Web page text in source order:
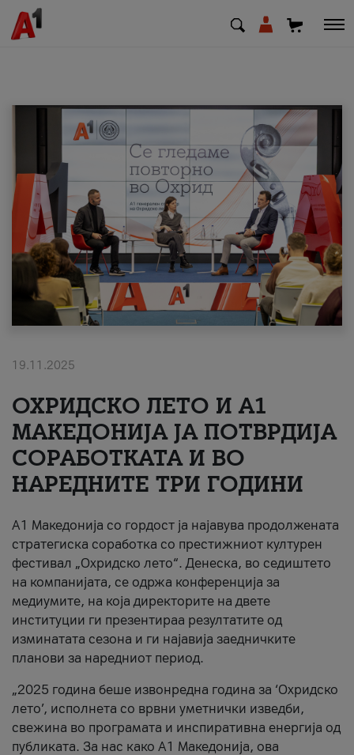
МК SQ
Приватни Деловни
Поддршка
Надополни кредит
#ПодобарОнлајн
19.11.2025
ОХРИДСКО ЛЕТО И A1
МАКЕДОНИЈА ЈА ПОТВРДИЈА
СОРАБОТКАТА И ВО
НАРЕДНИТЕ ТРИ ГОДИНИ
A1 Македонија со гордост ја најавува продолжената
стратегиска соработка со престижниот културен
фестивал „Охридско лето“. Денеска, во седиштето
на компанијата, се одржа конференција за
медиумите, на која директорите на двете
институции ги презентираа резултатите од
изминатата сезона и ги најавија заедничките
планови за наредниот период.
„2025 година беше извонредна година за ‘Охридско
лето’, исполнета со врвни уметнички изведби,
свежина во програмата и инспиративна енергија од
публиката. За нас како A1 Македонија, ова